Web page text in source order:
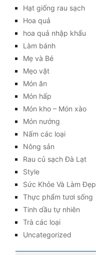
Hạt giống rau sạch
Hoa quả
hoa quả nhập khẩu
Làm bánh
Mẹ và Bé
Mẹo vặt
Món ăn
Món hấp
Món kho – Món xào
Món nướng
Nấm các loại
Nông sản
Rau củ sạch Đà Lạt
Style
Sức Khỏe Và Làm Đẹp
Thực phẩm tươi sống
Tinh dầu tự nhiên
Trà các loại
Uncategorized